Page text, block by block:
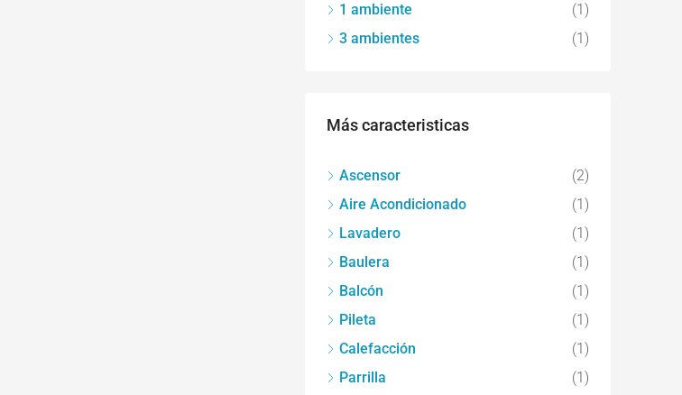
1 ambiente
(1)
3 ambientes
(1)
Más caracteristicas
Ascensor
(2)
Aire Acondicionado
(1)
Lavadero
(1)
Baulera
(1)
Balcón
(1)
Pileta
(1)
Calefacción
(1)
Parrilla
(1)